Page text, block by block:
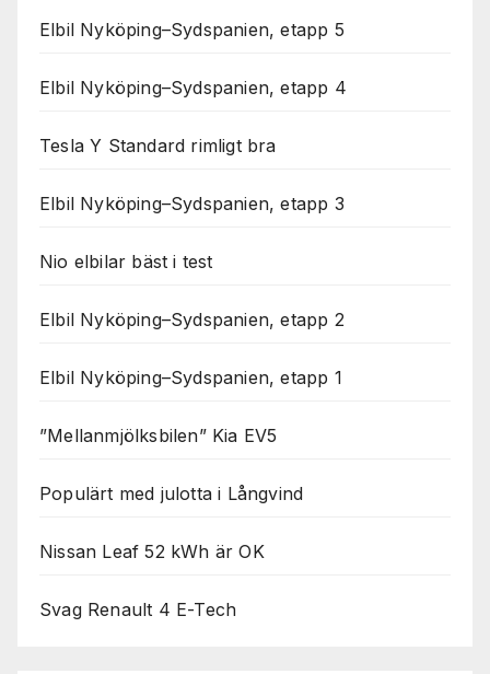
Elbil Nyköping–Sydspanien, etapp 5
Elbil Nyköping–Sydspanien, etapp 4
Tesla Y Standard rimligt bra
Elbil Nyköping–Sydspanien, etapp 3
Nio elbilar bäst i test
Elbil Nyköping–Sydspanien, etapp 2
Elbil Nyköping–Sydspanien, etapp 1
”Mellanmjölksbilen” Kia EV5
Populärt med julotta i Långvind
Nissan Leaf 52 kWh är OK
Svag Renault 4 E-Tech